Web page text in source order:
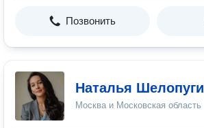
Позвонить
Наталья
Москва и Московская область